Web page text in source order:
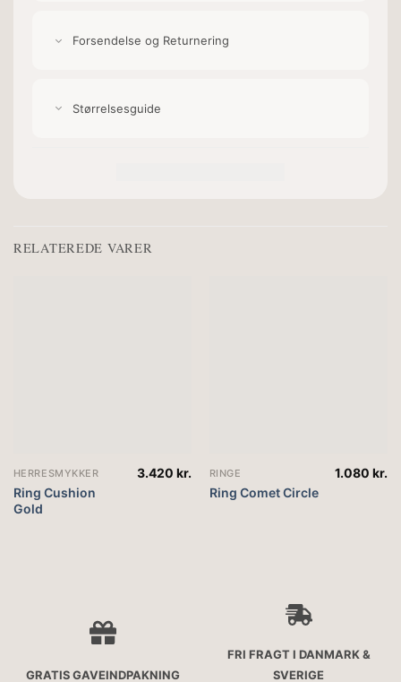
Forsendelse og Returnering
Størrelsesguide
RELATEREDE VARER
HERRESMYKKER
Ring Cushion
Gold
3.420kr. RINGE
Ring Comet Circle
1.080kr.
GRATIS GAVEINDPAKNING
FRI FRAGT I DANMARK &
SVERIGE